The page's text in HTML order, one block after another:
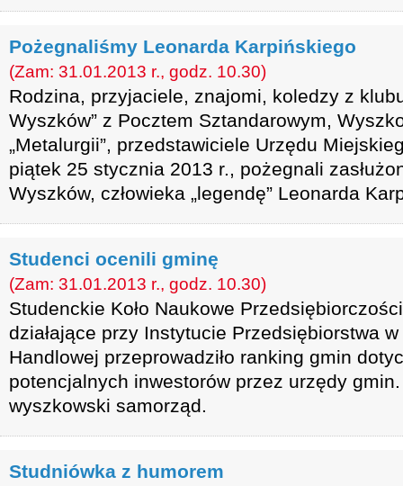
Pożegnaliśmy Leonarda Karpińskiego
(Zam: 31.01.2013 r., godz. 10.30)
Rodzina, przyjaciele, znajomi, koledzy z
Wyszków” z Pocztem Sztandarowym,
„Metalurgii”, przedstawiciele Urzędu
piątek 25 stycznia 2013 r., pożegnali
Wyszków, człowieka „legendę” Leonarda
Studenci ocenili gminę
(Zam: 31.01.2013 r., godz. 10.30)
Studenckie Koło Naukowe
działające przy Instytucie Przedsiębiorstwa w
Handlowej przeprowadziło ranking gmin
potencjalnych inwestorów przez urzędy
wyszkowski samorząd.
Studniówka z humorem